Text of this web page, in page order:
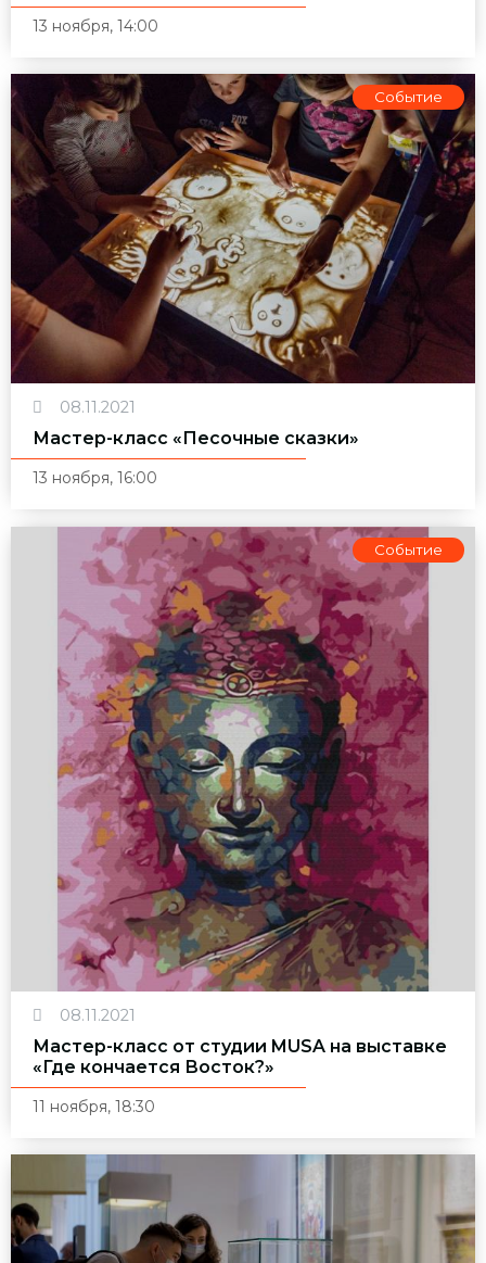
13 ноября, 14:00
Событие
08.11.2021
Мастер-класс «Песочные сказки»
13 ноября, 16:00
Событие
08.11.2021
Мастер-класс от студии MUSA на выставке
«Где кончается Восток?»
11 ноября, 18:30